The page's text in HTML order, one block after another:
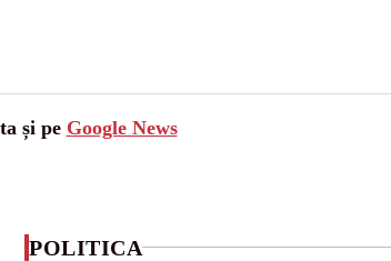
și pe Google News
POLITICA